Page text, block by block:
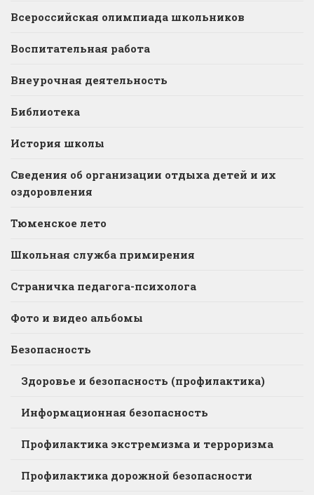
Всероссийская олимпиада школьников
Воспитательная работа
Внеурочная деятельность
Библиотека
История школы
Сведения об организации отдыха детей и их
оздоровления
Тюменское лето
Школьная служба примирения
Страничка педагога-психолога
Фото и видео альбомы
Безопасность
Здоровье и безопасность (профилактика)
Информационная безопасность
Профилактика экстремизма и терроризма
Профилактика дорожной безопасности